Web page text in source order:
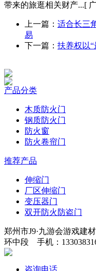
带来的旅逛相关财产...[
上一篇： 适合长三
易
下一篇： 扶养权以
产品分类
木质防火门
钢质防火门
防火窗
防火卷帘门
推荐产品
伸缩门
厂区伸缩门
变压器门
双开防火防盗门
郑州市J9·九游会游戏建
环中段 手机：
咨询电话